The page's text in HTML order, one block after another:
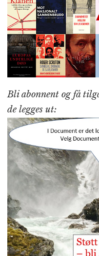
Bli abonnent og få
de legges ut: